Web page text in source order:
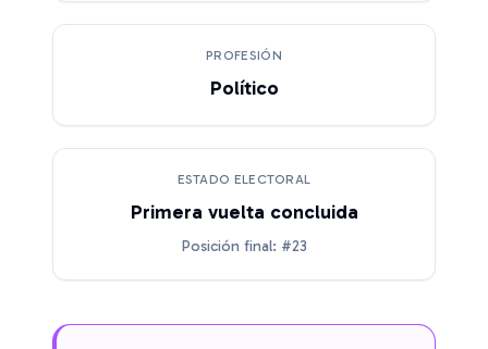
PROFESIÓN
Político
ESTADO ELECTORAL
Primera vuelta concluida
Posición final: #23